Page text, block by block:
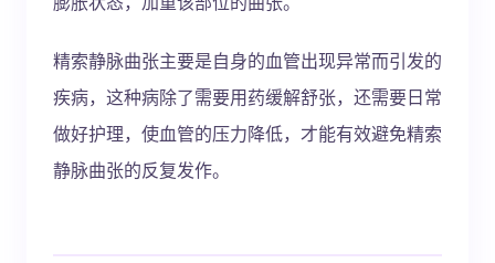
精索静脉曲张主要是自身的血管出现异常而引发的
疾病，这种病除了需要用药缓解舒张，还需要日常
做好护理，使血管的压力降低，才能有效避免精索
静脉曲张的反复发作。